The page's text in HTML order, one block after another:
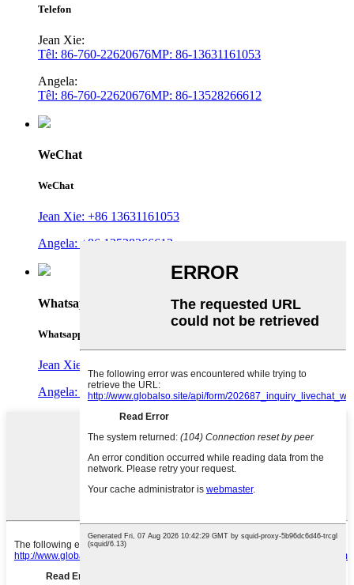
Telefon
Jean Xie:
Têl: 86-760-22620676MP: 86-13631161053
Angela:
Têl: 86-760-22620676MP: 86-13528266612
WeChat
WeChat
Jean Xie: +86 13631161053
Angela: +86 13528266612
Whatsapp
Whatsapp
Jean Xie: +86 13631161053
Angela: +86 13528266612